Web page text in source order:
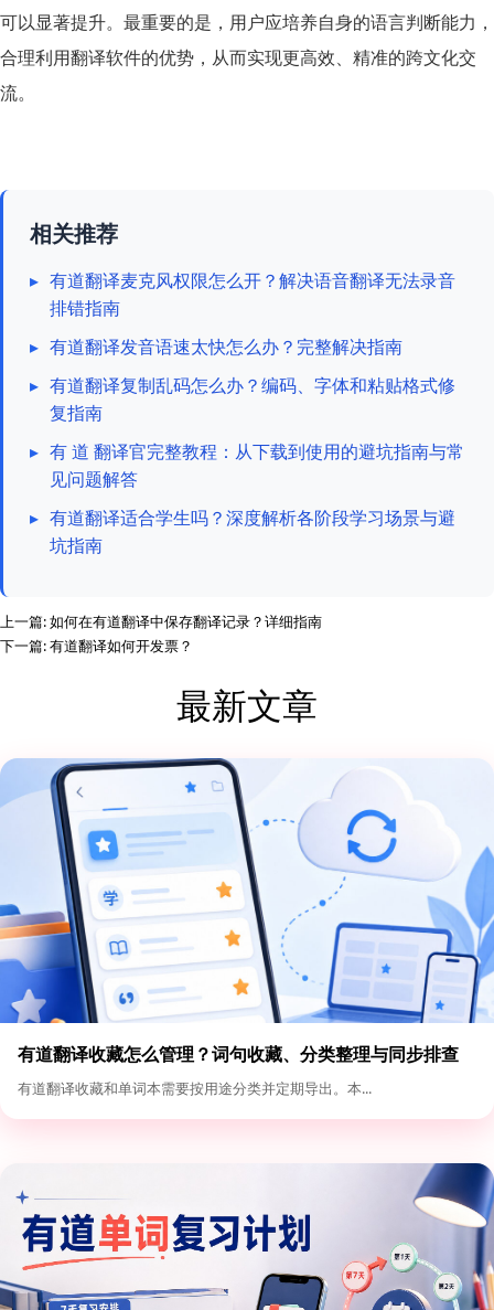
可以显著提升。最重要的是，用户应培养自身的语言判断能力，
合理利用翻译软件的优势，从而实现更高效、精准的跨文化交
流。
相关推荐
▸ 有道翻译麦克风权限怎么开？解决语音翻译无法录音
排错指南
▸ 有道翻译发音语速太快怎么办？完整解决指南
▸ 有道翻译复制乱码怎么办？编码、字体和粘贴格式修
复指南
▸ 有 道 翻译官完整教程：从下载到使用的避坑指南与常
见问题解答
▸ 有道翻译适合学生吗？深度解析各阶段学习场景与避
坑指南
上一篇:如何在有道翻译中保存翻译记录？详细指南
下一篇:有道翻译如何开发票？
最新文章
有道翻译收藏怎么管理？词句收藏、分类整理与同步排查
有道翻译收藏和单词本需要按用途分类并定期导出。本...